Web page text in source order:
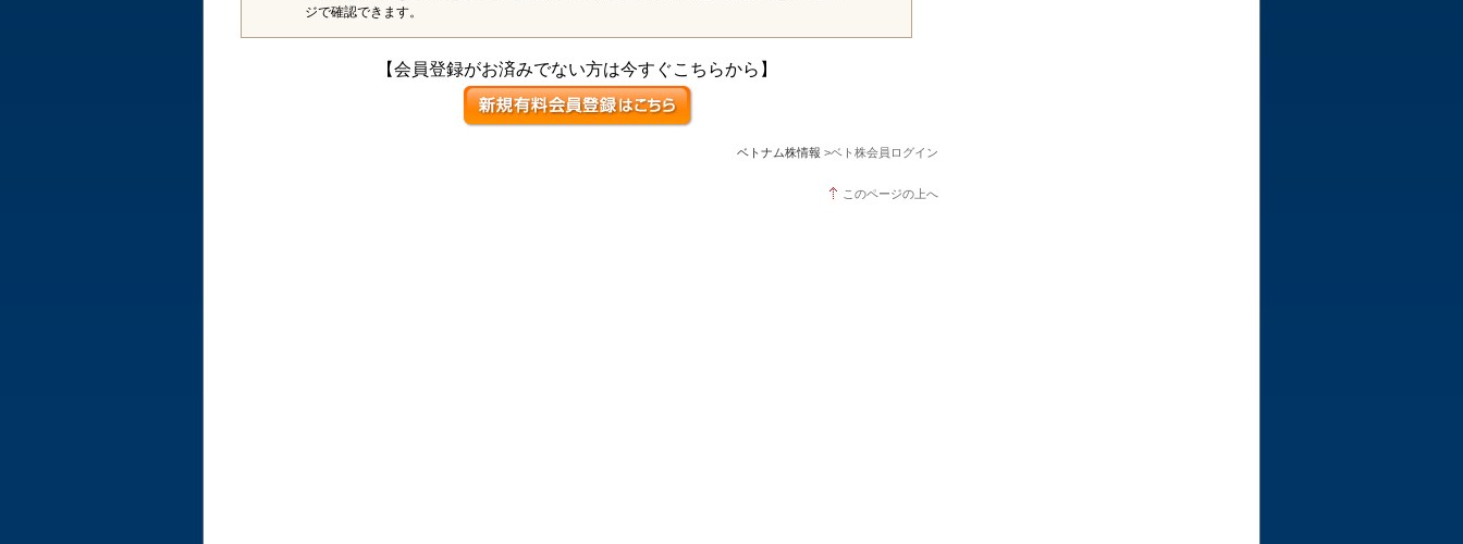
ジで確認できます。
【会員登録がお済みでない方は今すぐこちらから】
ベトナム株情報 >ベト株会員ログイン
このページの上へ